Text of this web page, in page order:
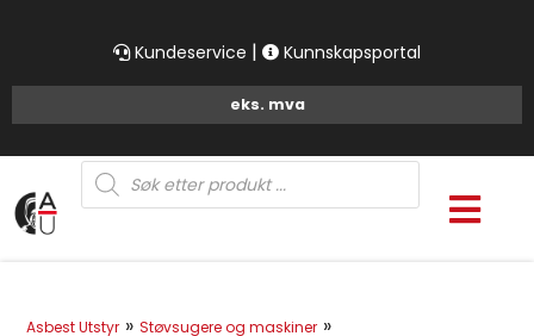
Kundeservice | Kunnskapsportal
Products
search
Asbest Utstyr » Støvsugere og maskiner »